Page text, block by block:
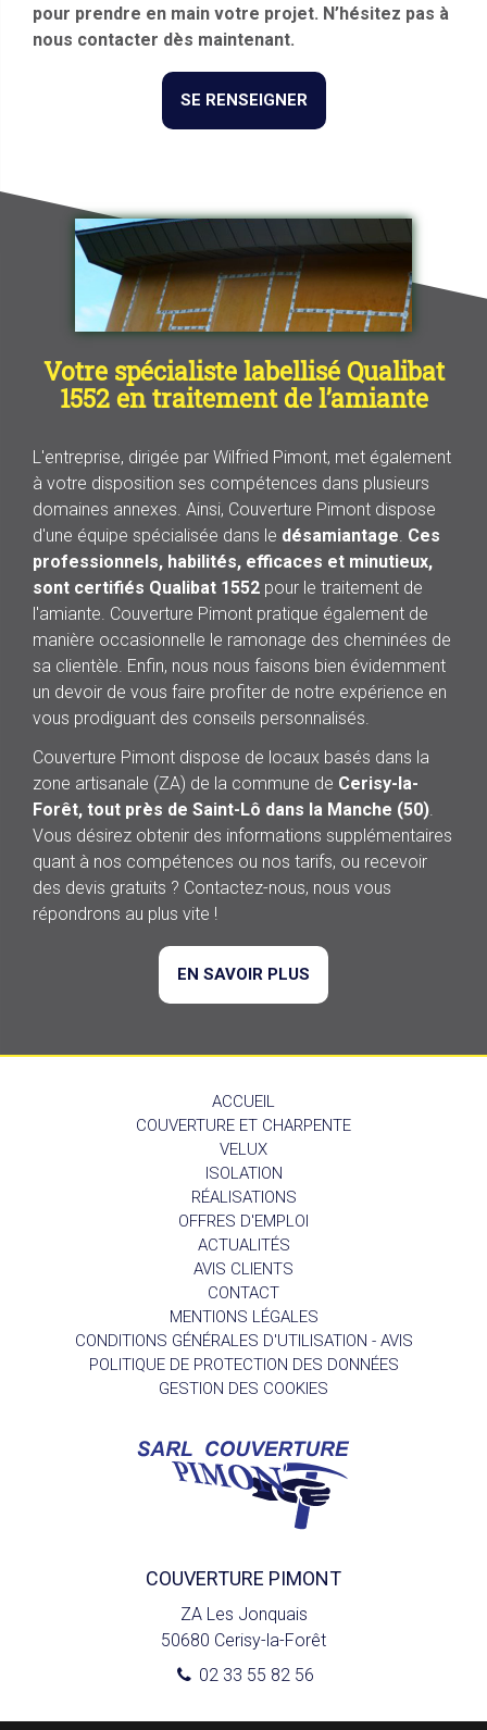
pour prendre en main votre projet. N’hésitez pas à
nous contacter dès maintenant.
SE RENSEIGNER
Votre spécialiste labellisé Qualibat
1552 en traitement de l’amiante
L'entreprise, dirigée par Wilfried Pimont, met également
à votre disposition ses compétences dans plusieurs
domaines annexes. Ainsi, Couverture Pimont dispose
d'une équipe spécialisée dans le désamiantage. Ces
professionnels, habilités, efficaces et minutieux,
sont certifiés Qualibat 1552 pour le traitement de
l'amiante. Couverture Pimont pratique également de
manière occasionnelle le ramonage des cheminées de
sa clientèle. Enfin, nous nous faisons bien évidemment
un devoir de vous faire profiter de notre expérience en
vous prodiguant des conseils personnalisés.
Couverture Pimont dispose de locaux basés dans la
zone artisanale (ZA) de la commune de Cerisy-la-
Forêt, tout près de Saint-Lô dans la Manche (50).
Vous désirez obtenir des informations supplémentaires
quant à nos compétences ou nos tarifs, ou recevoir
des devis gratuits ? Contactez-nous, nous vous
répondrons au plus vite !
EN SAVOIR PLUS
ACCUEIL
COUVERTURE ET CHARPENTE
VELUX
ISOLATION
RÉALISATIONS
OFFRES D'EMPLOI
ACTUALITÉS
AVIS CLIENTS
CONTACT
MENTIONS LÉGALES
CONDITIONS GÉNÉRALES D'UTILISATION - AVIS
POLITIQUE DE PROTECTION DES DONNÉES
GESTION DES COOKIES
COUVERTURE PIMONT
ZA Les Jonquais
50680 Cerisy-la-Forêt
02 33 55 82 56